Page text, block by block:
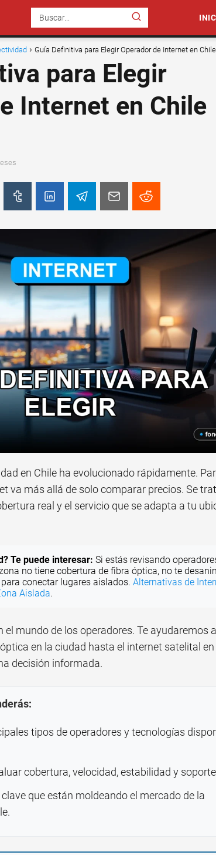
Guía Definitiva para Elegir Operador de Internet en
para Elegir
Internet en Chile
en Chile ha evolucionado rápidamente.
va más allá de solo comparar precios. Se
real y el servicio que se adapta a tu
Te puede interesar: Si estás revisando
no tiene cobertura de fibra óptica, no te
conectar lugares aislados. Alternativas de
Aislada.
el mundo de los operadores. Te ayudaremos
en la ciudad hasta el internet satelital
decisión informada.
tipos de operadores y tecnologías
cobertura, velocidad, estabilidad y
que están moldeando el mercado de la